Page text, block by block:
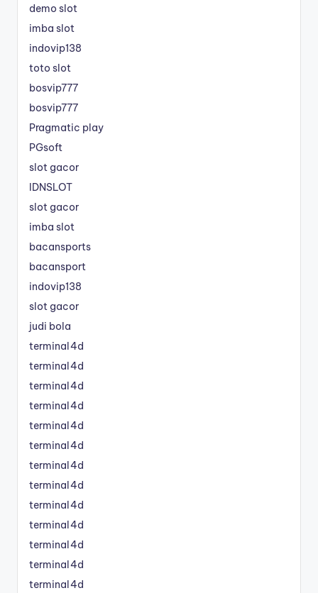
demo slot
imba slot
indovip138
toto slot
bosvip777
bosvip777
Pragmatic play
PGsoft
slot gacor
IDNSLOT
slot gacor
imba slot
bacansports
bacansport
indovip138
slot gacor
judi bola
terminal4d
terminal4d
terminal4d
terminal4d
terminal4d
terminal4d
terminal4d
terminal4d
terminal4d
terminal4d
terminal4d
terminal4d
terminal4d